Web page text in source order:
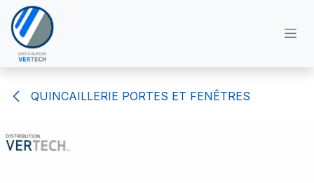
Se rendre au contenu
QUINCAILLERIE PORTES ET FENÊTRES